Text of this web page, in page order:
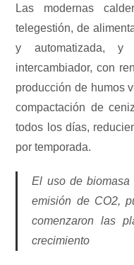
Las modernas
telegestión, de
y automatizada, y
intercambiador, con
producción de humos
compactación de
todos los días,
por temporada.
El uso de biomasa
emisión de CO2,
comenzaron las
crecimiento